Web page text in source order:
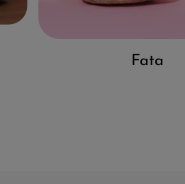
Fata